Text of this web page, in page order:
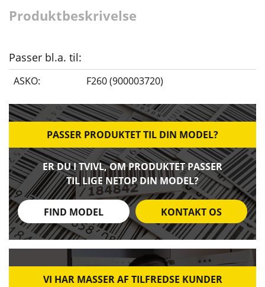
Produktbeskrivelse
Passer bl.a. til:
ASKO: F260 (900003720)
PASSER PRODUKTET TIL DIN MODEL?
ER DU I TVIVL, OM PRODUKTET PASSER
TIL LIGE NETOP DIN MODEL?
FIND MODEL KONTAKT OS
VI HAR MASSER AF TILFREDSE KUNDER